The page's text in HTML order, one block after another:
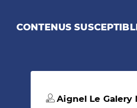
CONTENUS
Aignel Le Galery